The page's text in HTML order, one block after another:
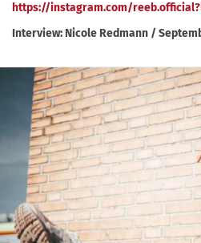
https://instagram.com/
Interview: Nicole Redmann /